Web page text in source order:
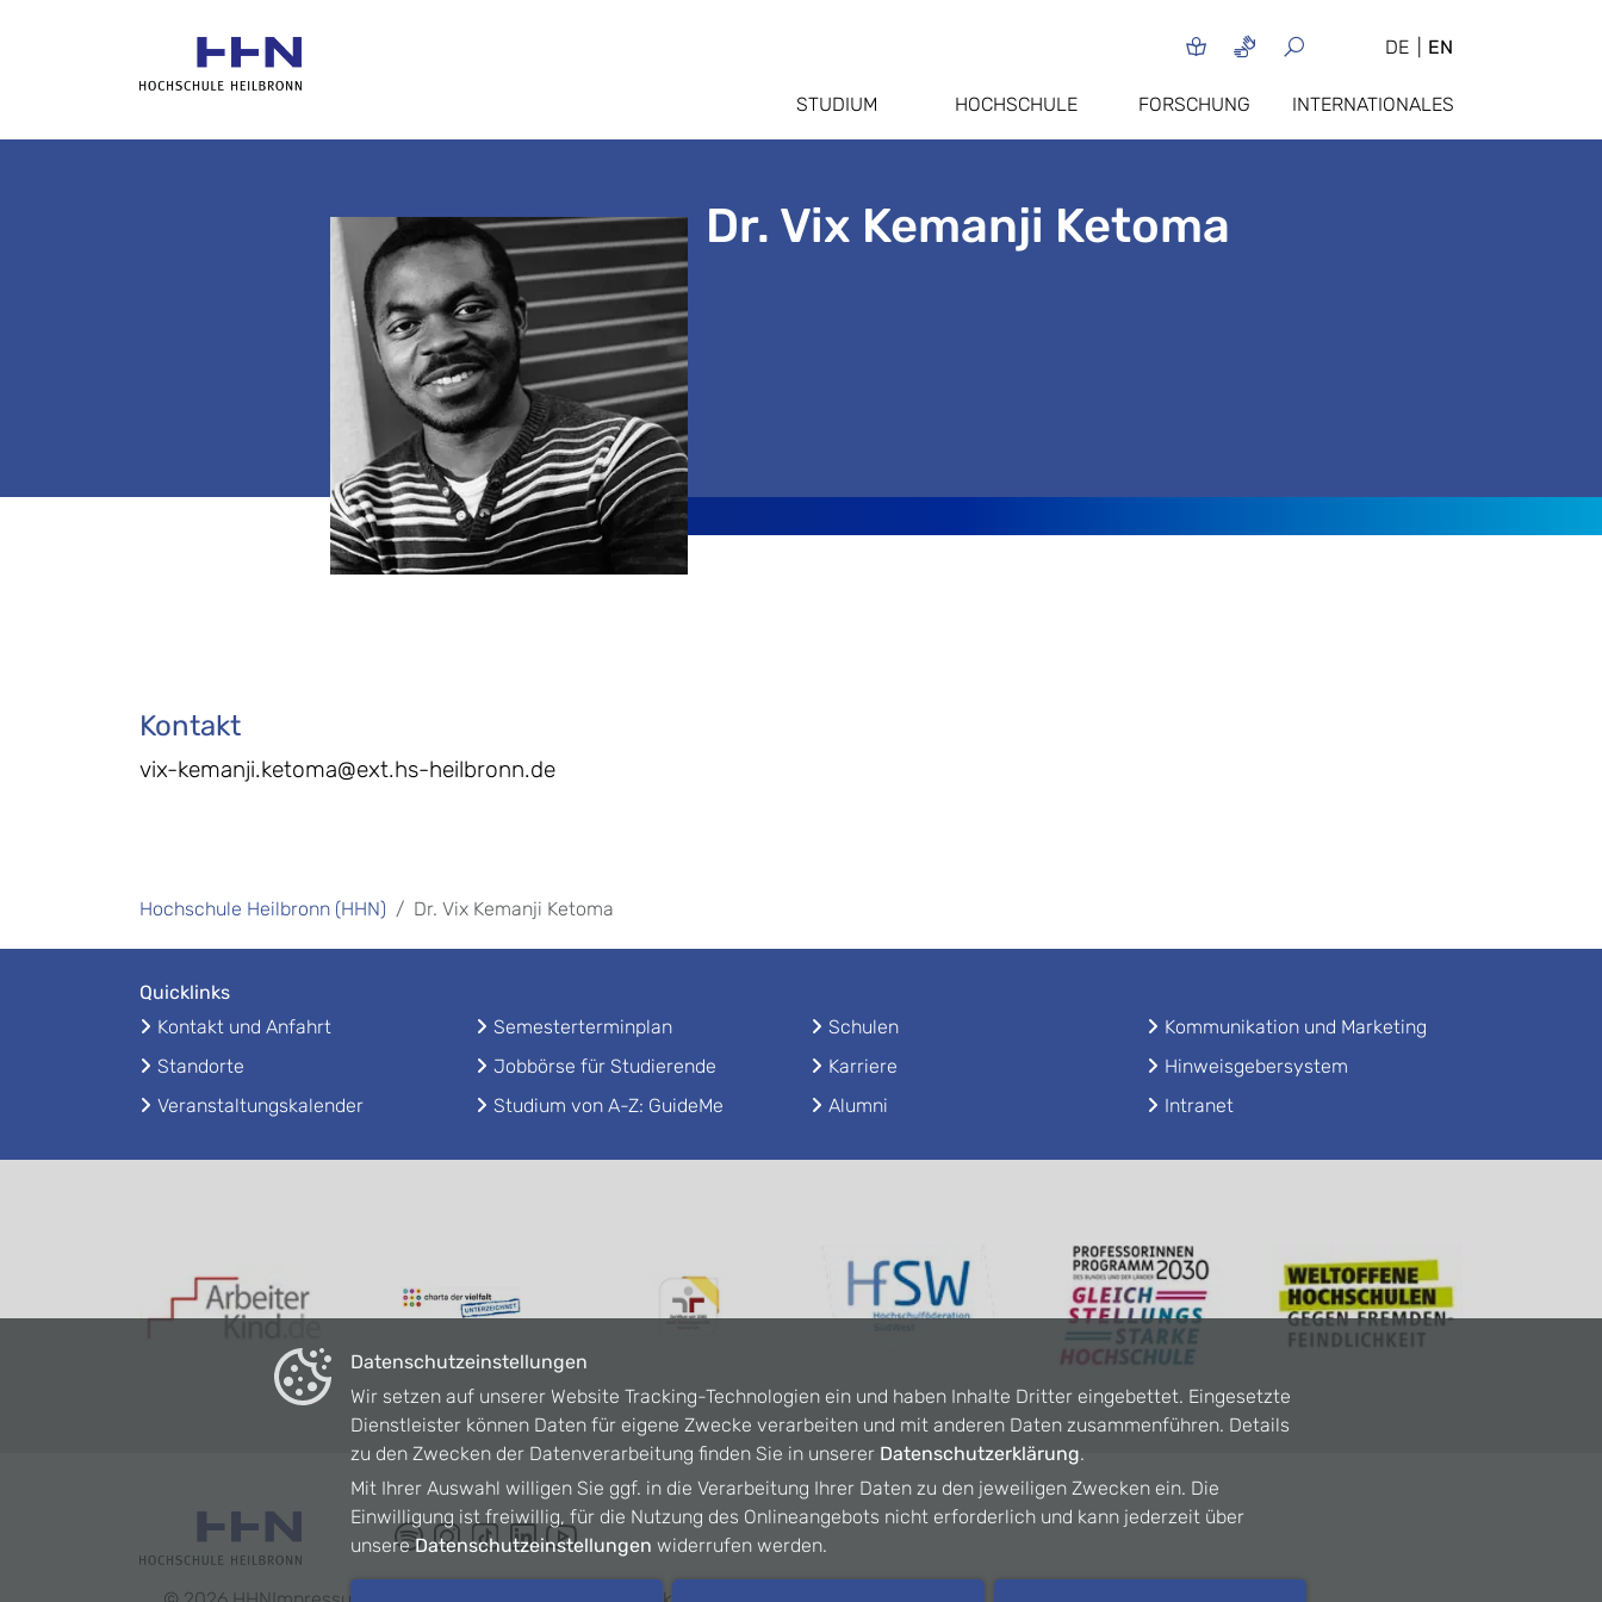
DE EN
STUDIUM HOCHSCHULE FORSCHUNG INTERNATIONALES
Dr. Vix Kemanji Ketoma
Kontakt
vix-kemanji.ketoma@ext.hs-heilbronn.de
Hochschule Heilbronn (HHN) Dr. Vix Kemanji Ketoma
Quicklinks
Kontakt und Anfahrt
Standorte
Veranstaltungskalender
Semesterterminplan
Jobbörse für Studierende
Studium von A-Z: GuideMe
Schulen
Karriere
Alumni
Kommunikation und Marketing
Hinweisgebersystem
Intranet
Datenschutzeinstellungen
Wir setzen auf unserer Website Tracking-Technologien ein und haben Inhalte Dritter eingebettet. Eingesetzte
Dienstleister können Daten für eigene Zwecke verarbeiten und mit anderen Daten zusammenführen. Details
zu den Zwecken der Datenverarbeitung finden Sie in unserer Datenschutzerklärung.
Mit Ihrer Auswahl willigen Sie ggf. in die Verarbeitung Ihrer Daten zu den jeweiligen Zwecken ein. Die
Einwilligung ist freiwillig, für die Nutzung des Onlineangebots nicht erforderlich und kann jederzeit über
unsereDatenschutzeinstellungen widerrufen werden.